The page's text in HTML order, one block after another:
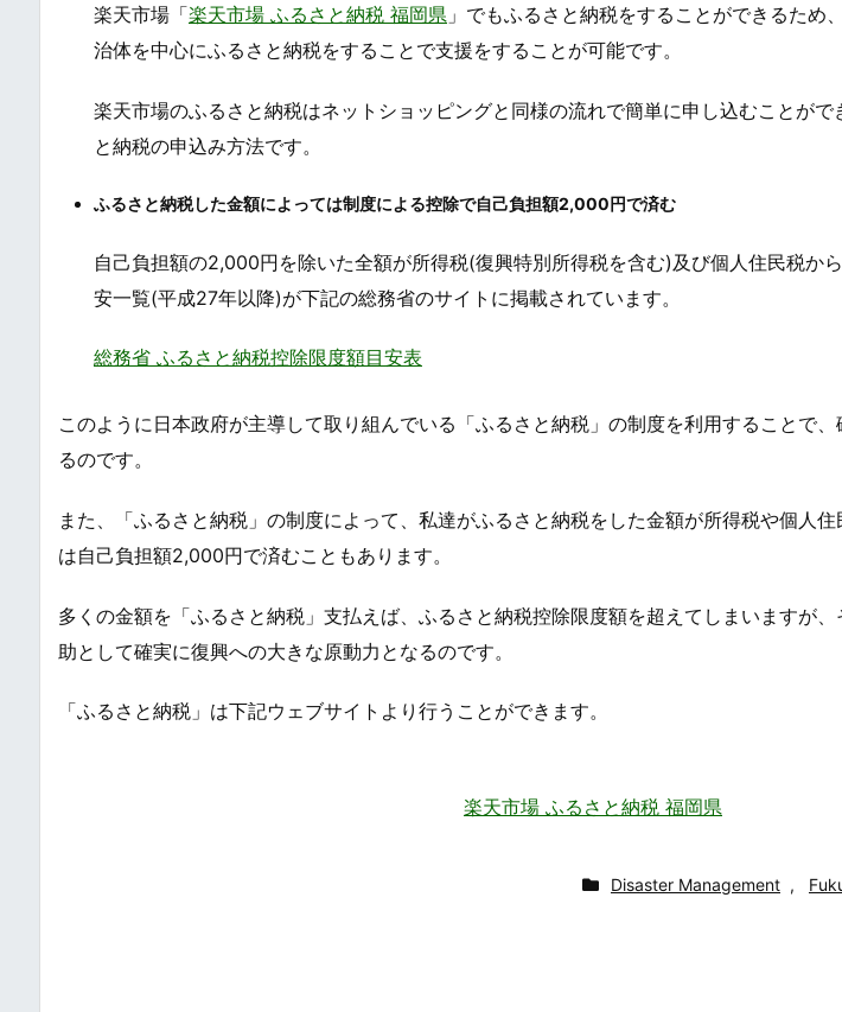
楽天市場「楽天市場 ふるさと納税 福岡県 」でもふるさと納税をすることができるため
治体を中心にふるさと納税をすることで支援をすることが可能です。
楽天市場のふるさと納税はネットショッピングと同様の流れで簡単に申し込むことがで
と納税の申込み方法です。
ふるさと納税した金額によっては制度による控除で自己負担額2,000円で済む
自己負担額の2,000円を除いた全額が所得税(復興特別所得税を含む)及び個人住民税か
安一覧(平成27年以降)が下記の総務省のサイトに掲載されています。
総務省 ふるさと納税控除限度額目安表
このように日本政府が主導して取り組んでいる「ふるさと納税」の制度を利用することで
るのです。
また、「ふるさと納税」の制度によって、私達がふるさと納税をした金額が所得税や個人
は自己負担額2,000円で済むこともあります。
多くの金額を「ふるさと納税」支払えば、ふるさと納税控除限度額を超えてしまいますが
助として確実に復興への大きな原動力となるのです。
「ふるさと納税」は下記ウェブサイトより行うことができます。
楽天市場 ふるさと納税 福岡県
Disaster Management ,